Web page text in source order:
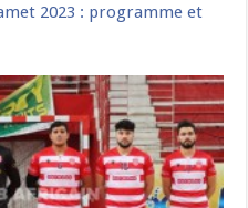
2023 : programme et